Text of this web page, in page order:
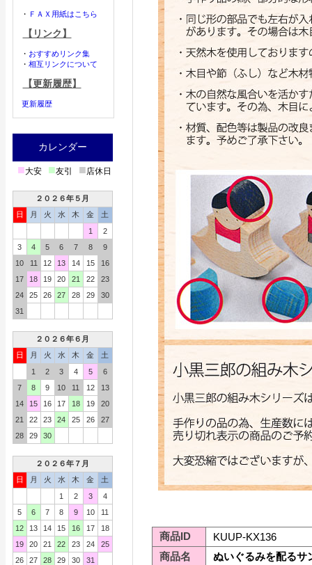
・ ＦＡＸ用紙はこちら
【リンク】
・ おすすめリンク集
・ 相互リンクについて
【更新履歴】
更新履歴
カレンダー
■大安 ■友引 ■店休日
２０２６年５月
日
月 火 水 木 金
土
1
2
3
4 5 6 7 8
9
10
11 12 13 14 15
16
17
18 19 20 21 22
23
24
25 26 27 28 29
30
31
２０２６年６月
日
月 火 水 木 金
土
1
2 3 4 5
6
7
8 9 10 11 12
13
14
15 16 17 18 19
20
21
22 23 24 25 26
27
28
29 30
２０２６年７月
日
月 火 水 木 金
土
1
2 3
4
5
6 7 8 9 10
11
12
13 14 15 16 17
18
19
20 21 22 23 24
25
26
27 28 29 30 31
商品ID
KUUP-KX136
商品名
ぬいぐるみを配るサ